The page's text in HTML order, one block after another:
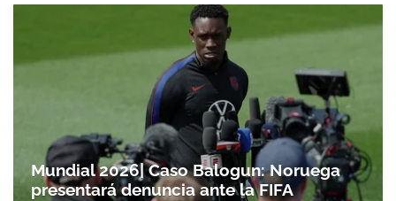
Mundial 2026| Caso Balogun: Noruega
presentará denuncia ante la FIFA